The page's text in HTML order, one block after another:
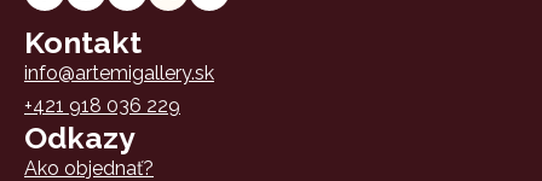
Kontakt
info@artemigallery.sk
+421 918 036 229
Odkazy
Ako objednať?